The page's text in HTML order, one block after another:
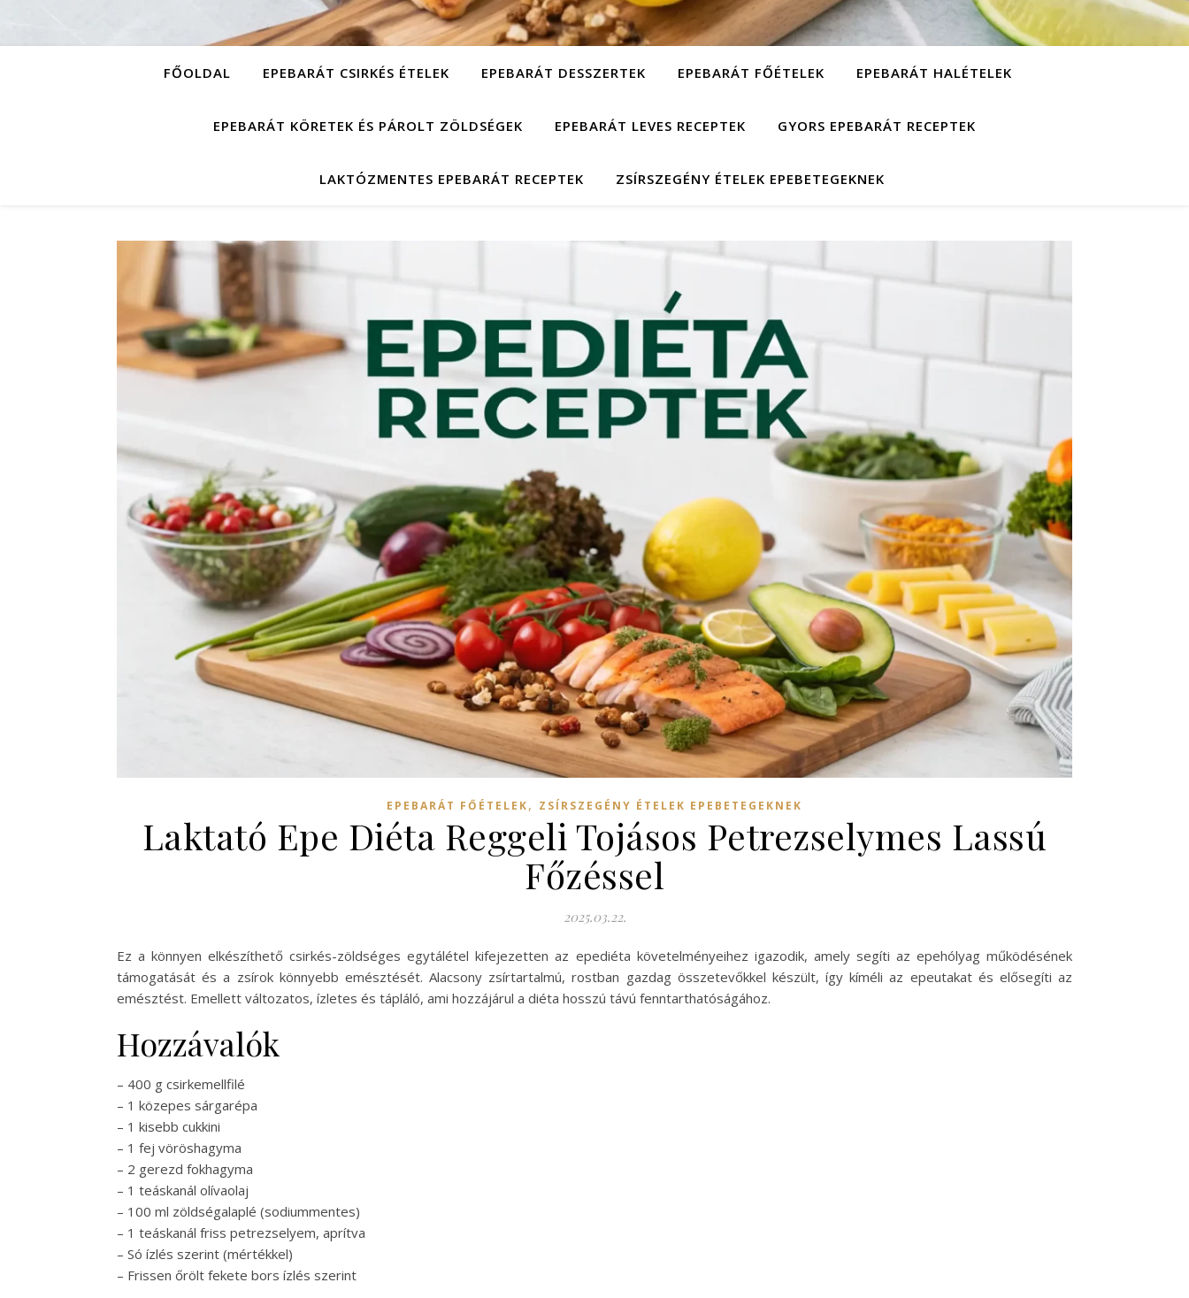
FŐOLDAL EPEBARÁT CSIRKÉS ÉTELEK EPEBARÁT DESSZERTEK EPEBARÁT FŐÉTELEK EPEBARÁT HALÉTELEK
EPEBARÁT KÖRETEK ÉS PÁROLT ZÖLDSÉGEK EPEBARÁT LEVES RECEPTEK GYORS EPEBARÁT RECEPTEK
LAKTÓZMENTES EPEBARÁT RECEPTEK ZSÍRSZEGÉNY ÉTELEK EPEBETEGEKNEK
EPEBARÁT FŐÉTELEK, ZSÍRSZEGÉNY ÉTELEK EPEBETEGEKNEK
Laktató Epe Diéta Reggeli Tojásos Petrezselymes Lassú
Főzéssel
2025.03.22.
Ez a könnyen elkészíthető csirkés-zöldséges egytálétel kifejezetten az epediéta követelményeihez igazodik, amely segíti az epehólyag működésének
támogatását és a zsírok könnyebb emésztését. Alacsony zsírtartalmú, rostban gazdag összetevőkkel készült, így kíméli az epeutakat és elősegíti az
emésztést. Emellett változatos, ízletes és tápláló, ami hozzájárul a diéta hosszú távú fenntarthatóságához.
Hozzávalók
– 400 g csirkemellfilé
– 1 közepes sárgarépa
– 1 kisebb cukkini
– 1 fej vöröshagyma
– 2 gerezd fokhagyma
– 1 teáskanál olívaolaj
– 100 ml zöldségalaplé (sodiummentes)
– 1 teáskanál friss petrezselyem, aprítva
– Só ízlés szerint (mértékkel)
– Frissen őrölt fekete bors ízlés szerint